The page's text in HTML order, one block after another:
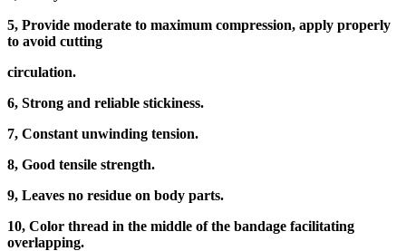
5, Provide moderate to maximum compression, apply properly
to avoid cutting
circulation.
6, Strong and reliable stickiness.
7, Constant unwinding tension.
8, Good tensile strength.
9, Leaves no residue on body parts.
10, Color thread in the middle of the bandage facilitating
overlapping.